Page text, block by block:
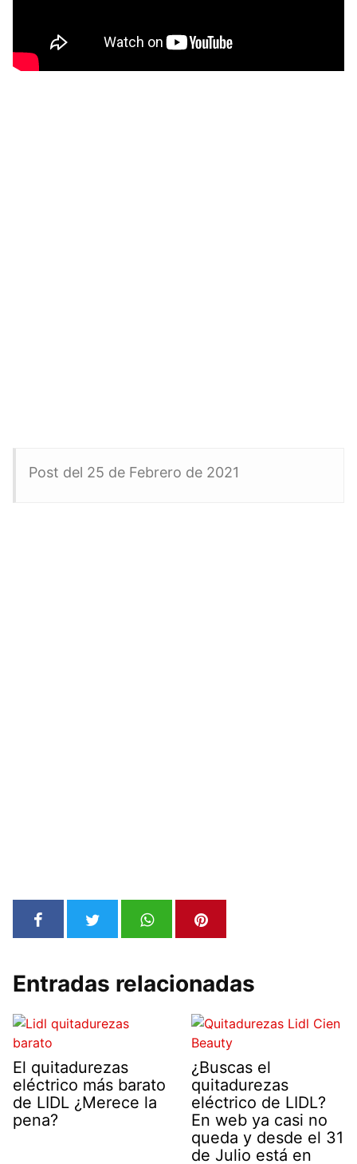
Post del 25 de Febrero de 2021
Entradas relacionadas
El quitadurezas
eléctrico más barato
de LIDL ¿Merece la
pena?
¿Buscas el
quitadurezas
eléctrico de LIDL?
En web ya casi no
queda y desde el 31
de Julio está en